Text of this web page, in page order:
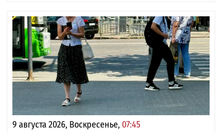
9 августа 2026, Воскресенье, 07:45